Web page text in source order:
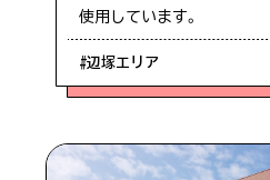
使用しています。
#辺塚エリア